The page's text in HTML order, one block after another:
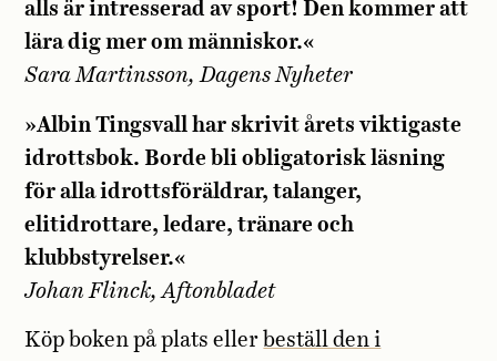
alls är intresserad av sport! Den kommer att
lära dig mer om människor.«
Sara Martinsson, Dagens Nyheter
»Albin Tingsvall har skrivit årets viktigaste
idrottsbok. Borde bli obligatorisk läsning
för alla idrottsföräldrar, talanger,
elitidrottare, ledare, tränare och
klubbstyrelser.«
Johan Flinck, Aftonbladet
Köp boken på plats eller beställ den i